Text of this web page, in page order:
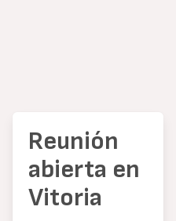
Reunión
abierta en
Vitoria